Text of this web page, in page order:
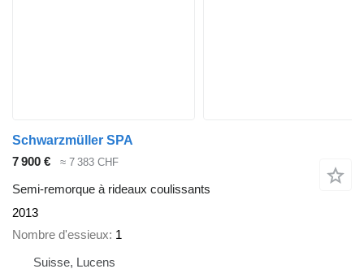
Schwarzmüller SPA
7 900 €
≈ 7 383 CHF
Semi-remorque à rideaux coulissants
2013
Nombre d'essieux 1
Suisse, Lucens